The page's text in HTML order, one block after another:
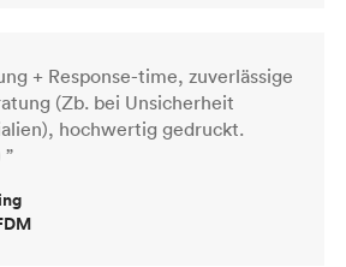
+ Response-time, zuverlässige
(Zb. bei Unsicherheit
hochwertig gedruckt.